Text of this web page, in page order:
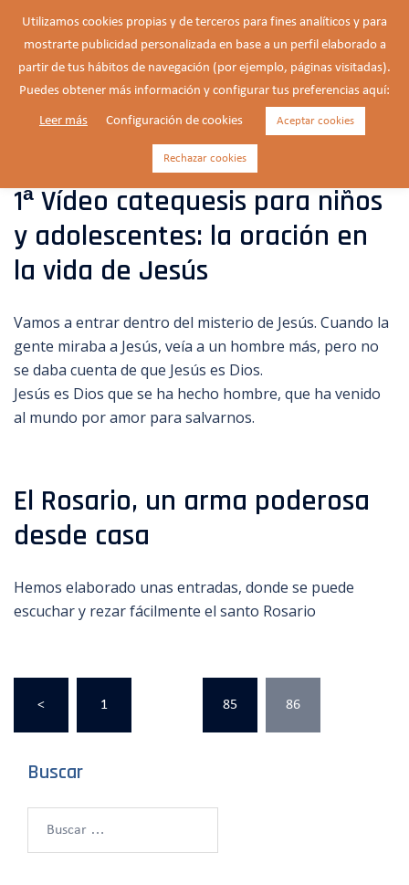
contenido
Boletín
1ª Vídeo catequesis para niños
y adolescentes: la oración en
la vida de Jesús
Vamos a entrar dentro del misterio de Jesús. Cuando la
gente miraba a Jesús, veía a un hombre más, pero no
se daba cuenta de que Jesús es Dios.
Jesús es Dios que se ha hecho hombre, que ha venido
al mundo por amor para salvarnos.
El Rosario, un arma poderosa
desde casa
Hemos elaborado unas entradas, donde se puede
escuchar y rezar fácilmente el santo Rosario
Paginación
de
< 1 85 86
Buscar
Utilizamos cookies propias y de terceros para fines analíticos y para
mostrarte publicidad personalizada en base a un perfil elaborado a
partir de tus hábitos de navegación (por ejemplo, páginas visitadas).
Puedes obtener más información y configurar tus preferencias aquí:
Leer más Configuración de cookies Aceptar cookies
Rechazar cookies